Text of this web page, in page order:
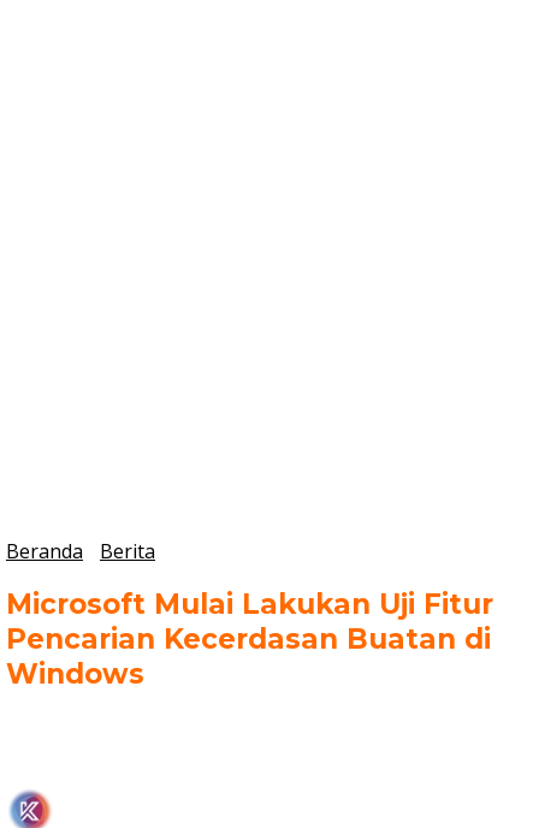
Beranda Berita
Microsoft Mulai Lakukan Uji Fitur
Pencarian Kecerdasan Buatan di
Windows